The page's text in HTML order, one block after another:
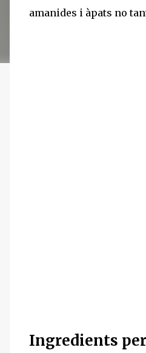
amanides i àpats no
Ingredients